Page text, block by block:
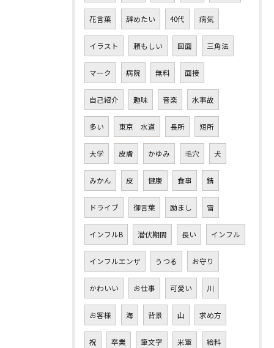
花言葉 辞めたい 40代 病気
イラスト 頼もしい 図面 三角法
マーク 病院 無料 面接
自己紹介 趣味 音楽 水事故
多い 東京 水道 長所 短所
大学 皮膚 かゆみ 毛穴 犬
みかん 皮 健康 食事 錆
ドライブ 御言葉 励まし 雪
インフルB 潜伏期間 長い インフル
インフルエンザ うつる お守り
かわいい お仕事 可愛い 川
お客様 海 背景 山 求め方
祝 卒業 筆文字 米軍 給料